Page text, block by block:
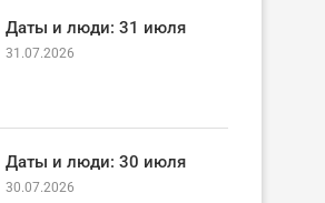
Даты и люди: 31 июля
31.07.2026
Даты и люди: 30 июля
30.07.2026